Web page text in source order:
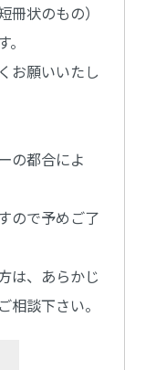
状のもの）
お願いいたし
の都合によ
ので予めご了
は、あらかじ
談下さい。